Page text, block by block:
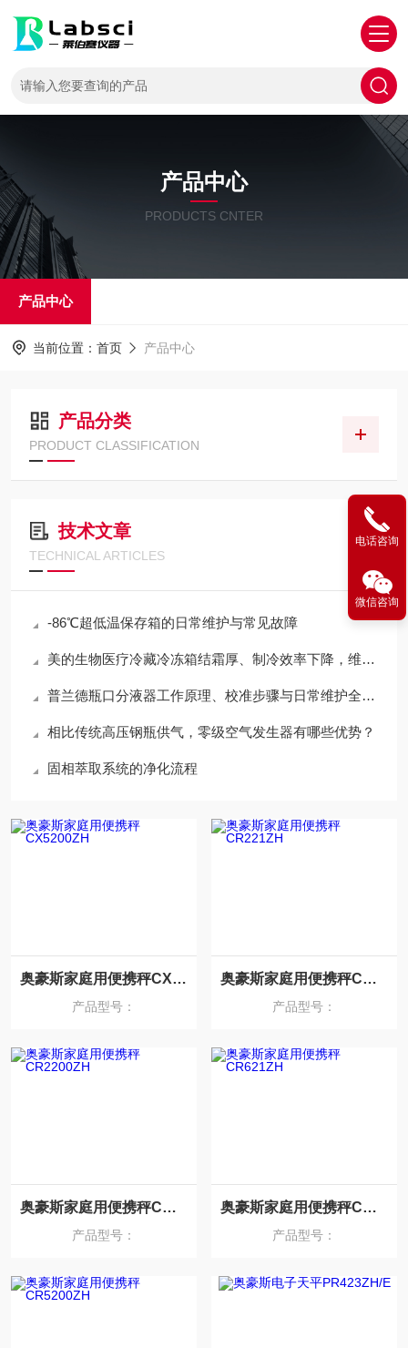
产品中心
PRODUCTS CNTER
产品中心
当前位置： 首页 产品中心
产品分类
PRODUCT CLASSIFICATION
技术文章
TECHNICAL ARTICLES
-86℃超低温保存箱的日常维护与常见故障
美的生物医疗冷藏冷冻箱结霜厚、制冷效率下降，维护技巧
普兰德瓶口分液器工作原理、校准步骤与日常维护全流程
相比传统高压钢瓶供气，零级空气发生器有哪些优势？
固相萃取系统的净化流程
奥豪斯家庭用便携秤CX5200ZH
产品型号：
奥豪斯家庭用便携秤CR221ZH
产品型号：
奥豪斯家庭用便携秤CR2200ZH
产品型号：
奥豪斯家庭用便携秤CR621ZH
产品型号：
电话咨询
微信咨询